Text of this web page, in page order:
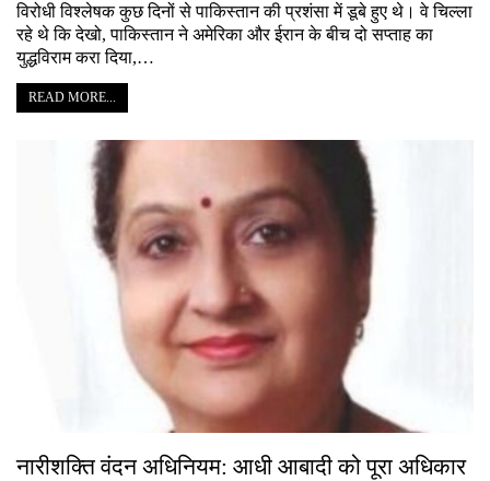
विरोधी विश्लेषक कुछ दिनों से पाकिस्तान की प्रशंसा में डूबे हुए थे। वे चिल्ला
रहे थे कि देखो, पाकिस्तान ने अमेरिका और ईरान के बीच दो सप्ताह का
युद्धविराम करा दिया,…
READ MORE...
नारीशक्ति वंदन अधिनियम: आधी आबादी को पूरा अधिकार